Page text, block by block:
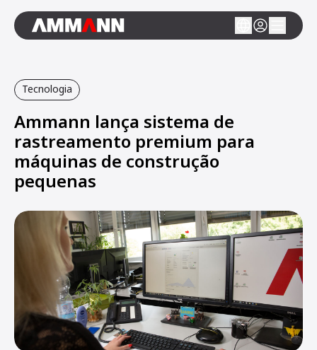
Tecnologia
Ammann lança sistema de
rastreamento premium para
máquinas de construção
pequenas